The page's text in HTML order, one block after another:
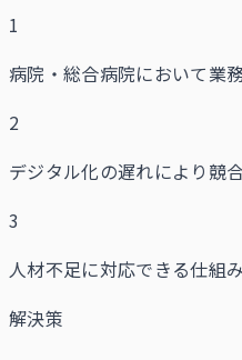
1
病院・総合病院において業
2
デジタル化の遅れにより競
3
人材不足に対応できる仕組
解決策